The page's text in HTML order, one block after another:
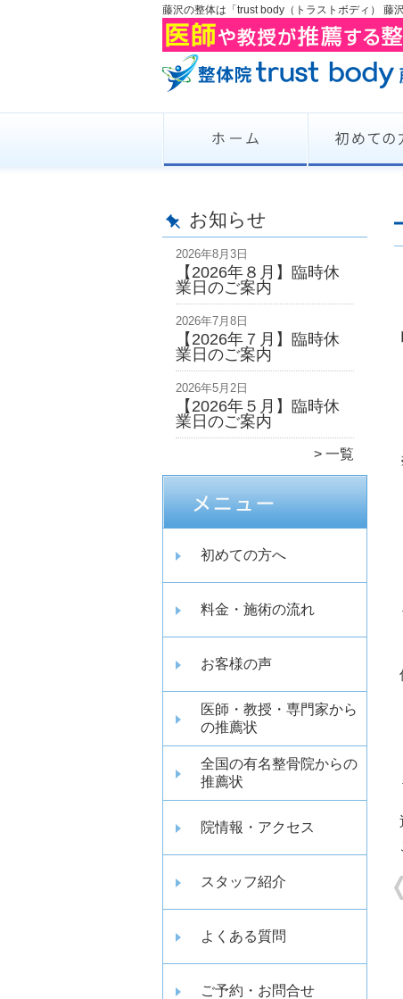
藤沢の整体は「trust body（トラストボディ） 藤
お知らせ
2026年8月3日
【2026年８月】臨時休
業日のご案内
2026年7月8日
【2026年７月】臨時休
業日のご案内
2026年5月2日
【2026年５月】臨時休
業日のご案内
一覧
初めての方へ
料金・施術の流れ
お客様の声
医師・教授・専門家から
の推薦状
全国の有名整骨院からの
推薦状
院情報・アクセス
スタッフ紹介
よくある質問
ご予約・お問合せ